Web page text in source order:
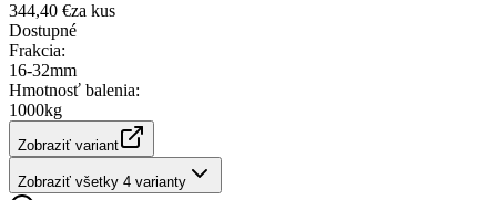
344,40 €za kus
Dostupné
Frakcia:
16-32mm
Hmotnosť balenia:
1000kg
Zobraziť variant
Zobraziť všetky 4 varianty